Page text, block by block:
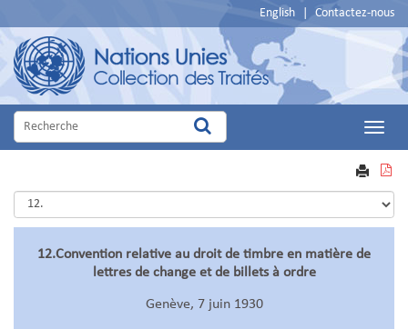
English Contactez-nous
Main
VOIR
EN
PDF
12.Convention relative au droit de timbre en matière de
lettres de change et de billets à ordre
Genève, 7 juin 1930